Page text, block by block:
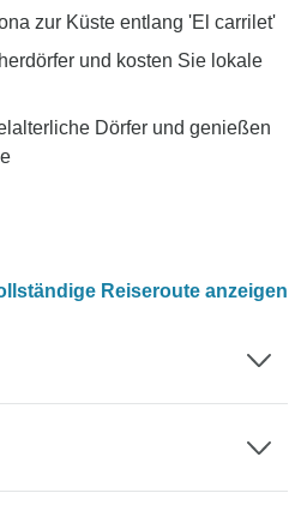
zur Küste entlang 'El carrilet'
und kosten Sie lokale
Dörfer und genießen
Reiseroute anzeigen